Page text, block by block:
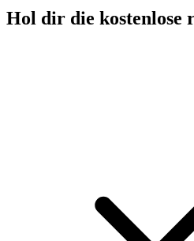
Hol dir die kostenlose